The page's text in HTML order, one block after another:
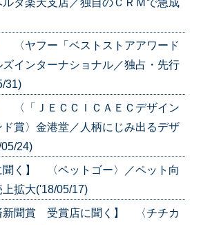
〈ヤフー「ベストストアアワード
ズインターナショナル／独占・先行
31)
〈「ＪＥＣＣＩＣＡＥＣデザイン
賞〉金港堂／人柄にじみ出るデザ
24)
聞く】 〈ペットゴー〉／ペット向
拡大('18/05/17)
新聞賞 受賞店に聞く】 〈チチカ